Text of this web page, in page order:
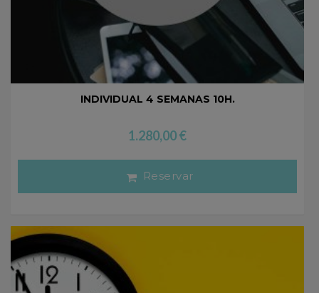
INDIVIDUAL 4 SEMANAS 10H.
1.280,00€
Reservar